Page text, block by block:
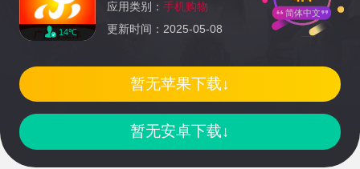
14℃
应用类别： 手机购物
更新时间：2025-05-08
简体中文
暂无安卓下载↓
暂无苹果下载↓